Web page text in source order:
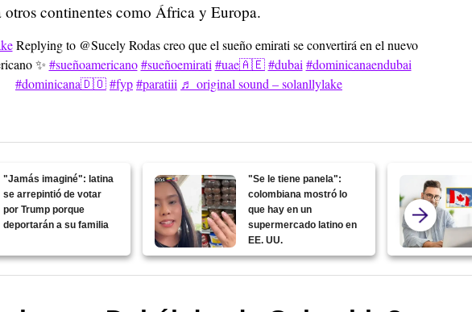
continentes como África y Europa.
Replying to @Sucely Rodas creo que el sueño emirati se convertirá en el nuevo
✨ #sueñoamericano #sueñoemirati #uae🇦🇪 #dubai #dominicanaendubai
#dominicana🇩🇴#fyp#paratiii ♬ original sound – solanllylake
"Jamás imaginé": latina
se arrepintió de votar
por Trump porque
deportarán a su familia
"Se le tiene panela":
colombiana mostró lo
que hay en un
supermercado latino en
EE. UU.